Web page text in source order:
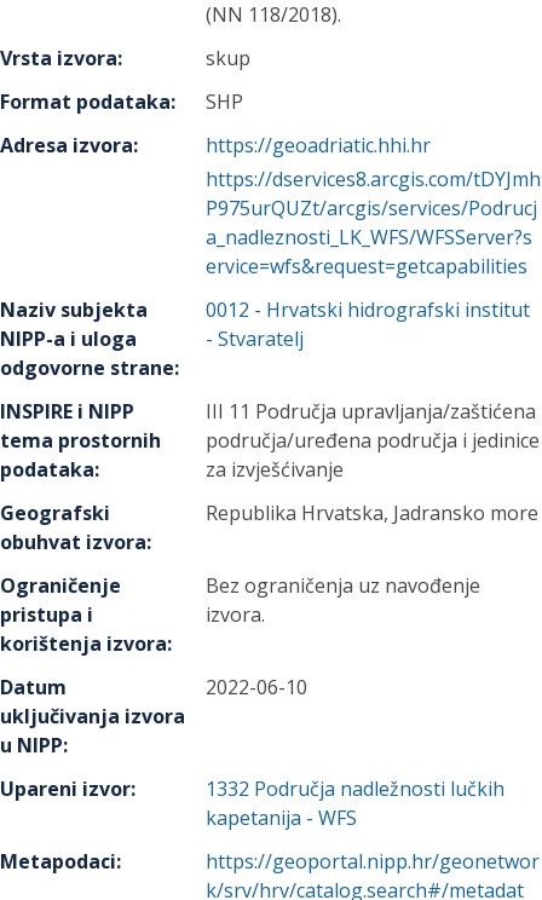
(NN 118/2018).
Vrsta izvora:
skup
Format podataka:
SHP
Adresa izvora:
https://geoadriatic.hhi.hr
https://dservices8.arcgis.com/tDYJmh
P975urQUZt/arcgis/services/Podrucj
a_nadleznosti_LK_WFS/WFSServer?s
ervice=wfs&request=getcapabilities
Naziv subjekta
NIPP-a i uloga
odgovorne strane:
0012 - Hrvatski hidrografski institut
- Stvaratelj
INSPIRE i NIPP
tema prostornih
podataka:
III 11 Područja upravljanja/zaštićena
područja/uređena područja i jedinice
za izvješćivanje
Geografski
obuhvat izvora:
Republika Hrvatska, Jadransko more
Ograničenje
pristupa i
korištenja izvora:
Bez ograničenja uz navođenje
izvora.
Datum
uključivanja izvora
u NIPP:
2022-06-10
Upareni izvor: 1332 Područja nadležnosti lučkih
kapetanija - WFS
Metapodaci:
https://geoportal.nipp.hr/geonetwor
k/srv/hrv/catalog.search#/metadat